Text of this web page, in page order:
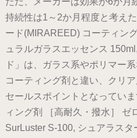
持続性は1～2か月程度と考え
ード(MIRAREED) コーティン
ュラルガラスエッセンス
ド」は、ガラス系やポリマー
コーティング剤と違い、クリ
セールスポイントとなってい
ィング剤 ［高耐久・撥水］ ゼ
SurLuster S-100, シュアラスタ